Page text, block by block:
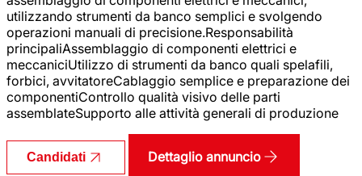
utilizzando strumenti da banco semplici e svolgendo
operazioni manuali di precisione.Responsabilità
principaliAssemblaggio di componenti elettrici e
meccaniciUtilizzo di strumenti da banco quali spelafili,
forbici, avvitatoreCablaggio semplice e preparazione dei
componentiControllo qualità visivo delle parti
assemblateSupporto alle attività generali di produzione
Candidati Dettaglio annuncio